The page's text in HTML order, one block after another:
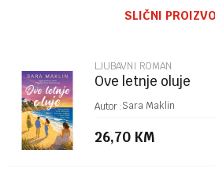
Poruka
SLIČNI
LJUBAVNI ROMAN
Ove letnje oluje
Autor :Sara Maklin
26,70 KM